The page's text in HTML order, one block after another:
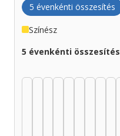
5 évenkénti összesítés
Színész
5 évenkénti összesítés